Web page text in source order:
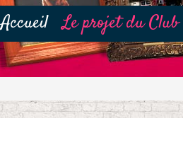
Accueil Le projet du Club